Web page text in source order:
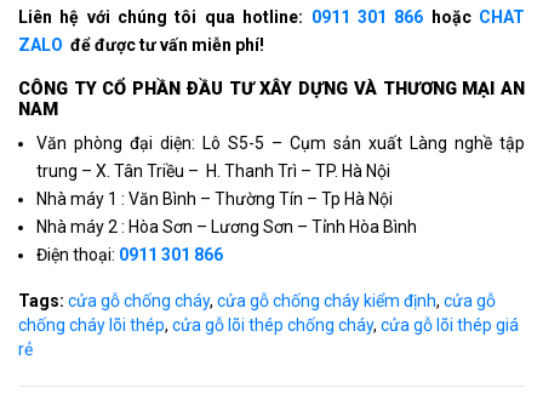
Liên hệ với chúng tôi qua hotline: 0911 301 866 hoặcCHAT
ZALO để được tư vấn miễn phí!
CÔNG TY CỔ PHẦN ÐẦU TƯ XÂY DỰNG VÀ THƯƠNG MẠI AN
NAM
Văn phòng đại diện: Lô S5-5 – Cụm sản xuất Làng nghề tập
trung – X. Tân Triều – H. Thanh Trì – TP. Hà Nội
Nhà máy 1 : Văn Bình – Thường Tín – Tp Hà Nội
Nhà máy 2 : Hòa Sơn – Lương Sơn – Tỉnh Hòa Bình
Điện thoại: 0911 301 866
Tags: cửa gỗ chống cháy, cửa gỗ chống cháy kiểm định, cửa gỗ
chống cháy lõi thép, cửa gỗ lõi thép chống cháy, cửa gỗ lõi thép giá
rẻ